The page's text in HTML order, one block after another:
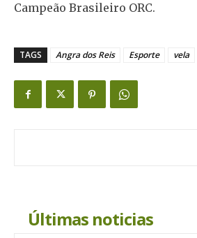
Campeão Brasileiro ORC.
TAGS Angra dos Reis Esporte vela
Últimas noticias